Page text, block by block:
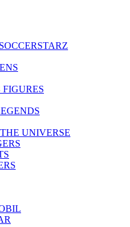
UNIVERSE